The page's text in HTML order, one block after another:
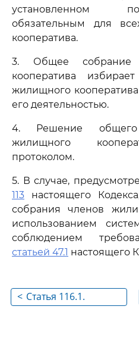
установленном
обязательным для
кооператива.
3. Общее собрание
кооператива
жилищного
его деятельностью.
4. Решение
жилищного
протоколом.
5. В случае,
113 настоящего
собрания членов
использованием
соблюдением
статьей 47.1 настоящего
< Статья 116.1.